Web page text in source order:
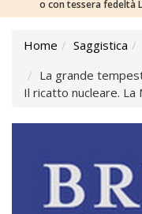
o con tessera fedeltà
Home Saggistica
La grande
Il ricatto nucleare. La